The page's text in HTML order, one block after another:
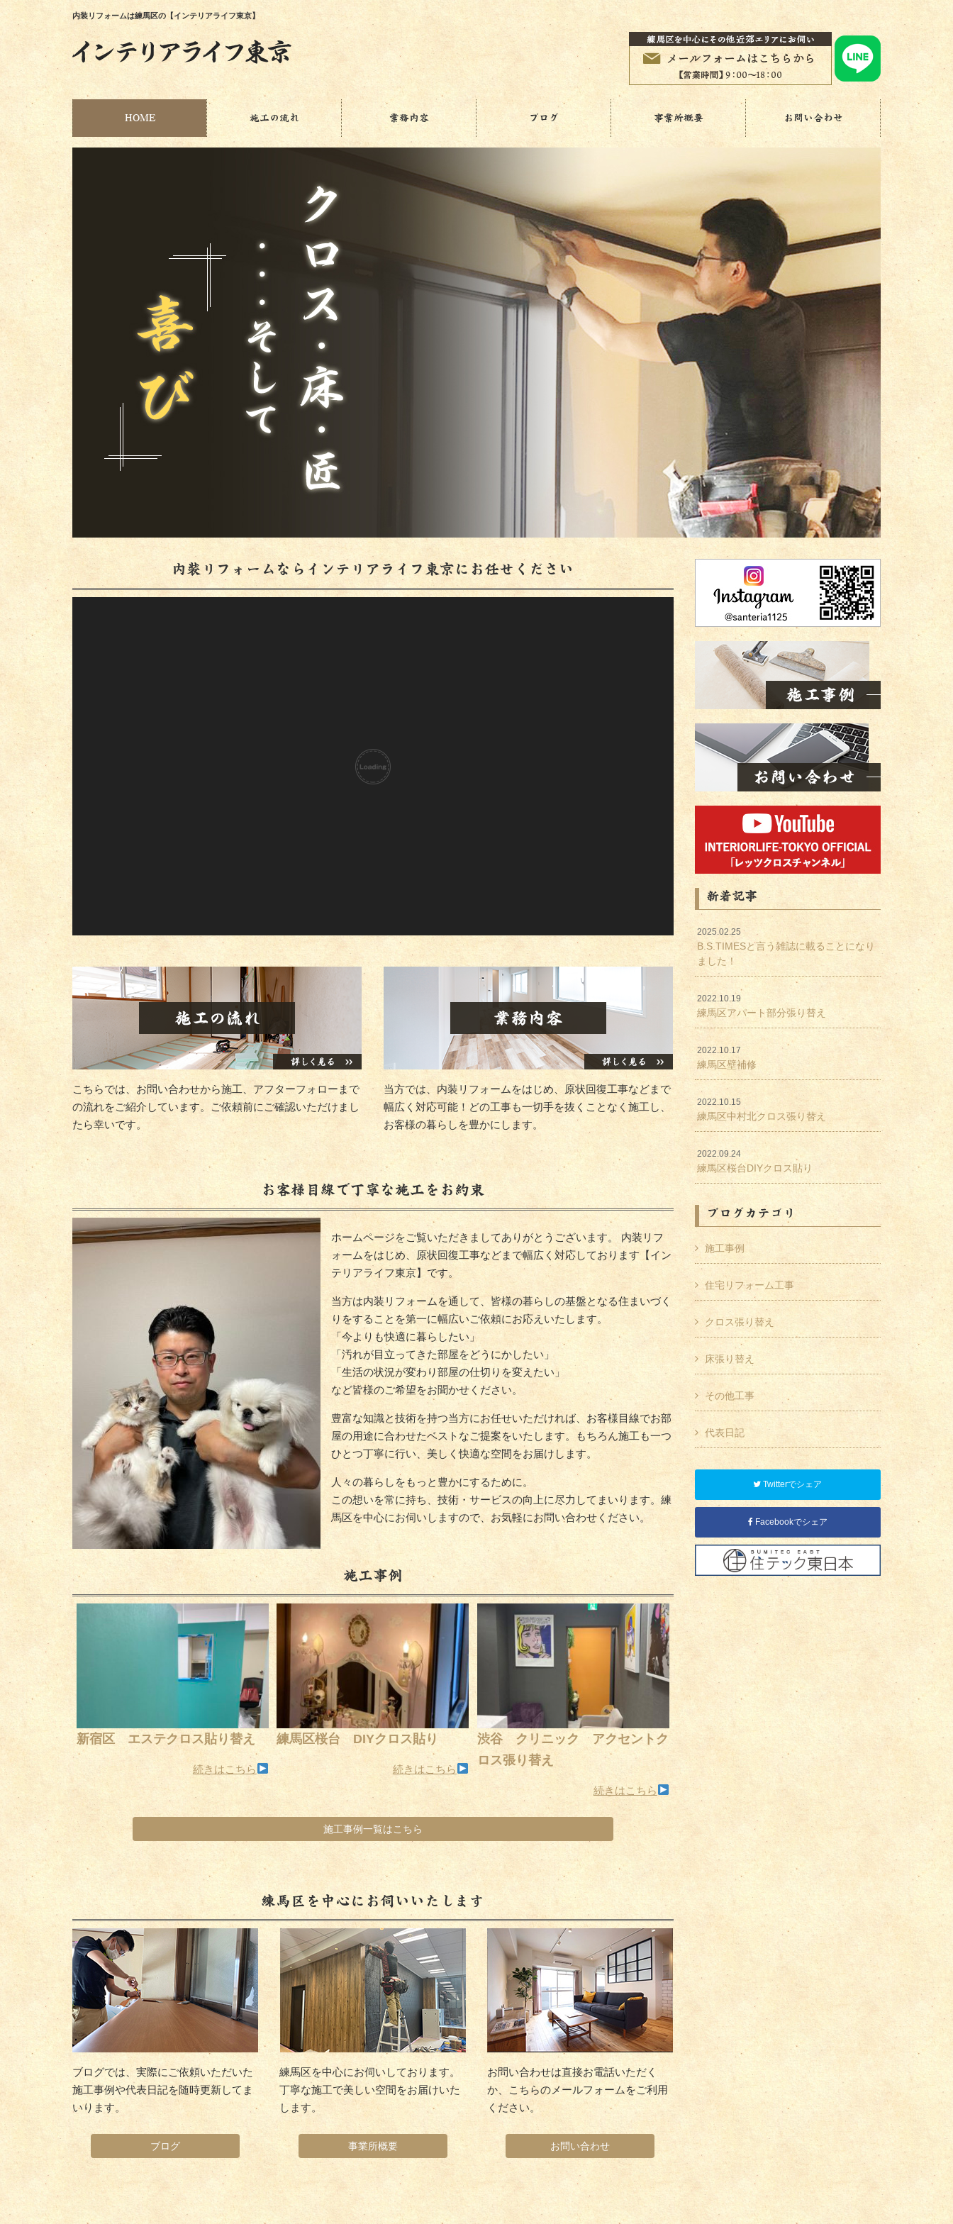
内装リフォームは練馬区の【インテリアライフ東京】
HOME 施工の流れ 業務内容 ブログ 事業所概要 お問い合わせ
内装リフォームならインテリアライフ東京にお任せください
こちらでは、お問い合わせから施工、アフターフォローまで
の流れをご紹介しています。ご依頼前にご確認いただけまし
たら幸いです。
当方では、内装リフォームをはじめ、原状回復工事などまで
幅広く対応可能！どの工事も一切手を抜くことなく施工し、
お客様の暮らしを豊かにします。
お客様目線で丁寧な施工をお約束
ホームページをご覧いただきましてありがとうございます。 内装リフ
ォームをはじめ、原状回復工事などまで幅広く対応しております【イン
テリアライフ東京】です。
当方は内装リフォームを通して、皆様の暮らしの基盤となる住まいづく
りをすることを第一に幅広いご依頼にお応えいたします。
「今よりも快適に暮らしたい」
「汚れが目立ってきた部屋をどうにかしたい」
「生活の状況が変わり部屋の仕切りを変えたい」
など皆様のご希望をお聞かせください。
豊富な知識と技術を持つ当方にお任せいただければ、お客様目線でお部
屋の用途に合わせたベストなご提案をいたします。もちろん施工も一つ
ひとつ丁寧に行い、美しく快適な空間をお届けします。
人々の暮らしをもっと豊かにするために。
この想いを常に持ち、技術・サービスの向上に尽力してまいります。練
馬区を中心にお伺いしますので、お気軽にお問い合わせください。
施工事例
新宿区 エステクロス貼り替え
続きはこちら
練馬区桜台 DIYクロス貼り
続きはこちら
渋谷 クリニック アクセントク
ロス張り替え
続きはこちら
施工事例一覧はこちら
練馬区を中心にお伺いいたします
ブログでは、実際にご依頼いただいた
施工事例や代表日記を随時更新してま
いります。
ブログ
練馬区を中心にお伺いしております。
丁寧な施工で美しい空間をお届けいた
します。
事業所概要
お問い合わせは直接お電話いただく
か、こちらのメールフォームをご利用
ください。
お問い合わせ
新着記事
2025.02.25
B.S.TIMESと言う雑誌に載ることになり
ました！
2022.10.19
練馬区アパート部分張り替え
2022.10.17
練馬区壁補修
2022.10.15
練馬区中村北クロス張り替え
2022.09.24
練馬区桜台DIYクロス貼り
ブログカテゴリ
施工事例
住宅リフォーム工事
クロス張り替え
床張り替え
その他工事
代表日記
Twitterでシェア
Facebookでシェア